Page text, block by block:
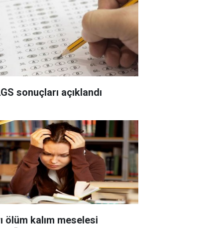
sonuçları açıklandı
ölüm kalım meselesi